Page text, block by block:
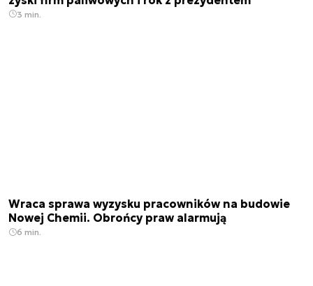
3 min.
Wraca sprawa wyzysku pracowników na budowie
Nowej Chemii. Obrońcy praw alarmują
6 min.